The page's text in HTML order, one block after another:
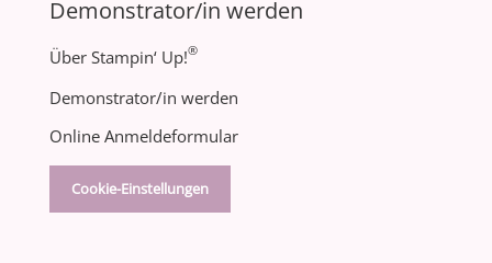
Demonstrator/in werden
Über Stampin‘ Up!®
Demonstrator/in werden
Online Anmeldeformular
Cookie-Einstellungen